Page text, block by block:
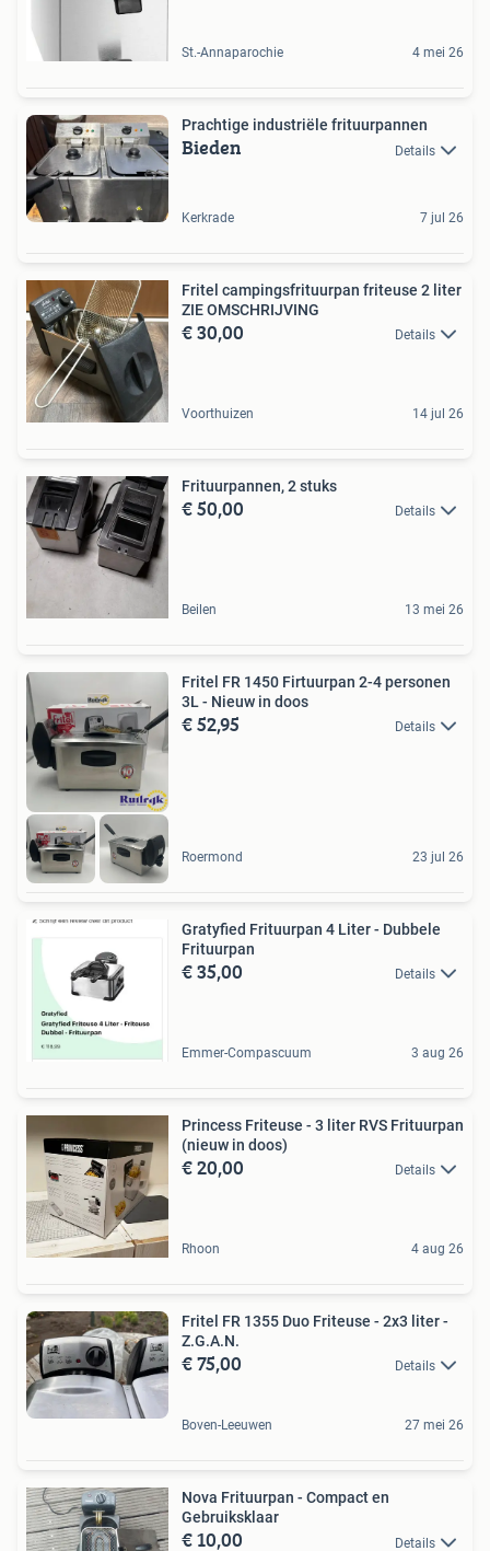
St.-Annaparochie 4 mei 26
Prachtige industriële frituurpannen
Bieden Details
Kerkrade 7 jul 26
Fritel campingsfrituurpan friteuse 2 liter
ZIE OMSCHRIJVING
€ 30,00 Details
Voorthuizen 14 jul 26
Frituurpannen, 2 stuks
€ 50,00 Details
Beilen 13 mei 26
Fritel FR 1450 Firtuurpan 2-4 personen
3L - Nieuw in doos
€ 52,95 Details
Roermond 23 jul 26
Gratyfied Frituurpan 4 Liter - Dubbele
Frituurpan
€ 35,00 Details
Emmer-Compascuum 3 aug 26
Princess Friteuse - 3 liter RVS Frituurpan
(nieuw in doos)
€ 20,00 Details
Rhoon 4 aug 26
Fritel FR 1355 Duo Friteuse - 2x3 liter -
Z.G.A.N.
€ 75,00 Details
Boven-Leeuwen 27 mei 26
Nova Frituurpan - Compact en
Gebruiksklaar
€ 10,00 Details